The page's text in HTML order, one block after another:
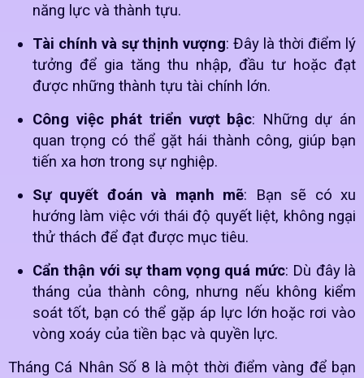
năng lực và thành tựu.
Tài chính và sự thịnh vượng: Đây là thời điểm lý
tưởng để gia tăng thu nhập, đầu tư hoặc đạt
được những thành tựu tài chính lớn.
Công việc phát triển vượt bậc: Những dự án
quan trọng có thể gặt hái thành công, giúp bạn
tiến xa hơn trong sự nghiệp.
Sự quyết đoán và mạnh mẽ: Bạn sẽ có xu
hướng làm việc với thái độ quyết liệt, không ngại
thử thách để đạt được mục tiêu.
Cẩn thận với sự tham vọng quá mức: Dù đây là
tháng của thành công, nhưng nếu không kiểm
soát tốt, bạn có thể gặp áp lực lớn hoặc rơi vào
vòng xoáy của tiền bạc và quyền lực.
Tháng Cá Nhân Số 8 là một thời điểm vàng để bạn